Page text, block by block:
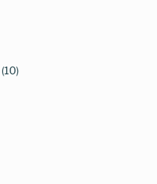
(10)